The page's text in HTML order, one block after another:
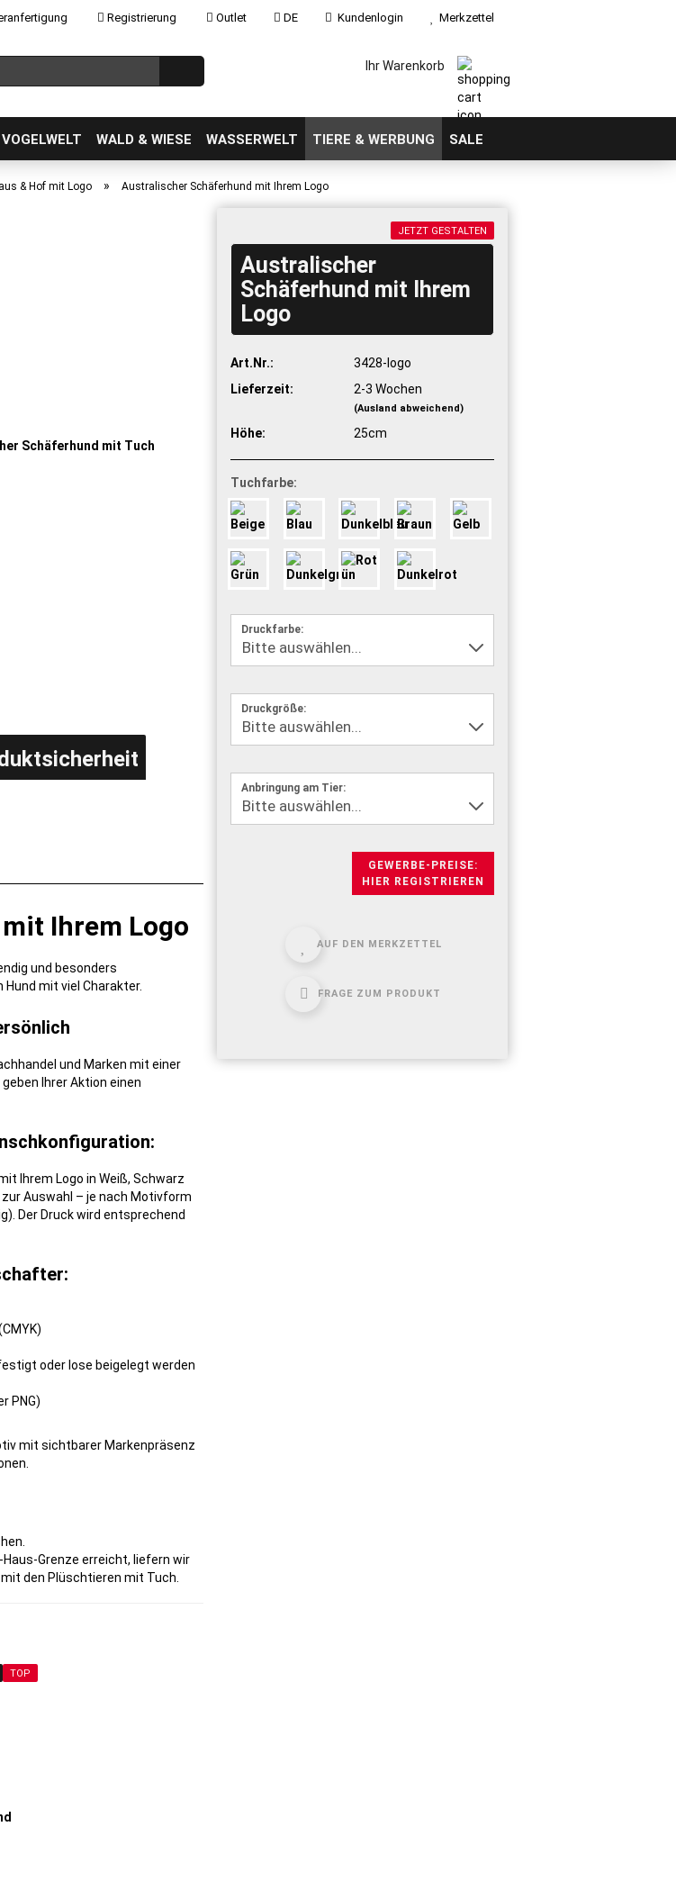
Registrierung Outlet DE
Sprache auswählen
Kundenlogin
Passwort vergessen?
Merkzettel
Suche... Ihr Warenkorb
VOGELWELT WALD & WIESE WASSERWELT TIERE & WERBUNG SALE
& Hof mit Logo » Australischer Schäferhund mit Ihrem Logo
JETZT GESTALTEN
Australischer
Schäferhund mit Ihrem
Logo
Art.Nr.:
3428-logo
Lieferzeit:
2-3 Wochen
(Ausland abweichend)
Höhe: 25cm
Tuchfarbe:
Druckfarbe:
Druckgröße:
Anbringung am Tier:
GEWERBE-PREISE:
HIER REGISTRIEREN
AUF DEN MERKZETTEL
FRAGE ZUM PRODUKT
Ihrem Logo
und besonders
mit viel Charakter.
und Marken mit einer
Ihrer Aktion einen
Ihrem Logo in Weiß, Schwarz
Auswahl – je nach Motivform
Der Druck wird entsprechend
oder lose beigelegt werden
PNG)
mit sichtbarer Markenpräsenz
Grenze erreicht, liefern wir
den Plüschtieren mit Tuch.
TOP